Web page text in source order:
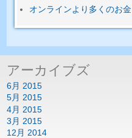
オンラインより多くのお
アーカイブズ
6月 2015
5月 2015
4月 2015
3月 2015
12月 2014